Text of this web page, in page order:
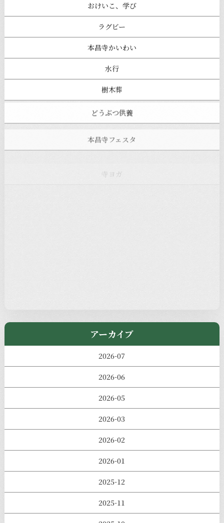
おけいこ、学び
ラグビー
本昌寺かいわい
水行
樹木葬
どうぶつ供養
寺ヨガ
お知らせ
アーカイブ
2026-07
2026-06
2026-05
2026-03
2026-02
2026-01
2025-12
2025-11